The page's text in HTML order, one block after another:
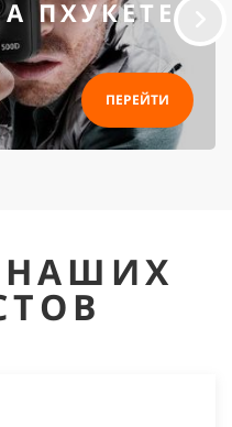
ПХУКЕТЕ
ПЕРЕЙТИ